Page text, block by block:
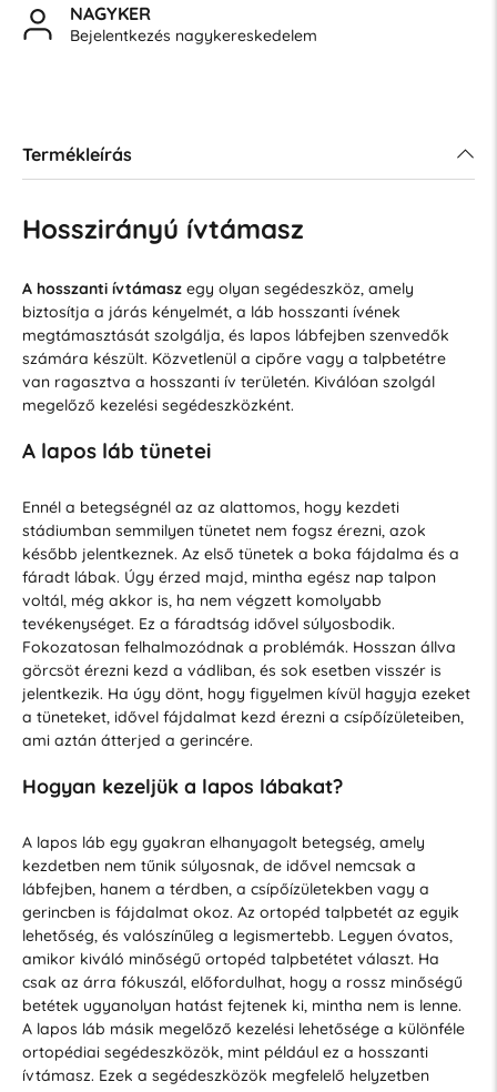
NAGYKER
Bejelentkezés nagykereskedelem
Termékleírás
Hosszirányú ívtámasz
A hosszanti ívtámaszegy olyan segédeszköz, amely
biztosítja a járás kényelmét, a láb hosszanti ívének
megtámasztását szolgálja, és lapos lábfejben szenvedők
számára készült. Közvetlenül a cipőre vagy a talpbetétre
van ragasztva a hosszanti ív területén. Kiválóan szolgál
megelőző kezelési segédeszközként.
A lapos láb tünetei
Ennél a betegségnél az az alattomos, hogy kezdeti
stádiumban semmilyen tünetet nem fogsz érezni, azok
később jelentkeznek. Az első tünetek a boka fájdalma és a
fáradt lábak. Úgy érzed majd, mintha egész nap talpon
voltál, még akkor is, ha nem végzett komolyabb
tevékenységet. Ez a fáradtság idővel súlyosbodik.
Fokozatosan felhalmozódnak a problémák. Hosszan állva
görcsöt érezni kezd a vádliban, és sok esetben visszér is
jelentkezik. Ha úgy dönt, hogy figyelmen kívül hagyja ezeket
a tüneteket, idővel fájdalmat kezd érezni a csípőízületeiben,
ami aztán átterjed a gerincére.
Hogyan kezeljük a lapos lábakat?
A lapos láb egy gyakran elhanyagolt betegség, amely
kezdetben nem tűnik súlyosnak, de idővel nemcsak a
lábfejben, hanem a térdben, a csípőízületekben vagy a
gerincben is fájdalmat okoz. Az ortopéd talpbetét az egyik
lehetőség, és valószínűleg a legismertebb. Legyen óvatos,
amikor kiváló minőségű ortopéd talpbetétet választ. Ha
csak az árra fókuszál, előfordulhat, hogy a rossz minőségű
betétek ugyanolyan hatást fejtenek ki, mintha nem is lenne.
A lapos láb másik megelőző kezelési lehetősége a különféle
ortopédiai segédeszközök, mint például ez a hosszanti
ívtámasz. Ezek a segédeszközök megfelelő helyzetben